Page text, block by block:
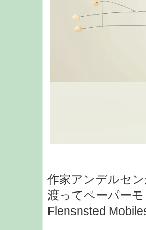
作家アンデルセ
渡ってペーパー
Flensnsted